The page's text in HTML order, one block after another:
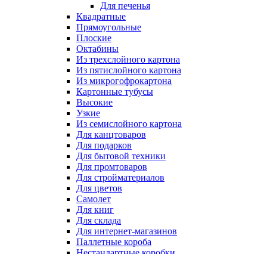
Для печенья
Квадратные
Прямоугольные
Плоские
Октабины
Из трехслойного картона
Из пятислойного картона
Из микрогофрокартона
Картонные тубусы
Высокие
Узкие
Из семислойного картона
Для канцтоваров
Для подарков
Для бытовой техники
Для промтоваров
Для стройматериалов
Для цветов
Самолет
Для книг
Для склада
Для интернет-магазинов
Паллетные короба